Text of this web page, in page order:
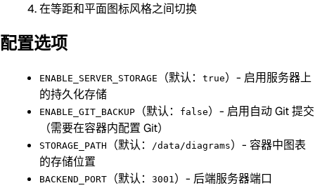
在等距和平面图标风格之间切换
配置选项
ENABLE_SERVER_STORAGE （默认： true）- 启用服务器上
的持久化存储
ENABLE_GIT_BACKUP （默认： false）- 启用自动 Git 提交
（需要在容器内配置 Git）
STORAGE_PATH （默认： /data/diagrams）- 容器中图表
的存储位置
BACKEND_PORT （默认： 3001）- 后端服务器端口